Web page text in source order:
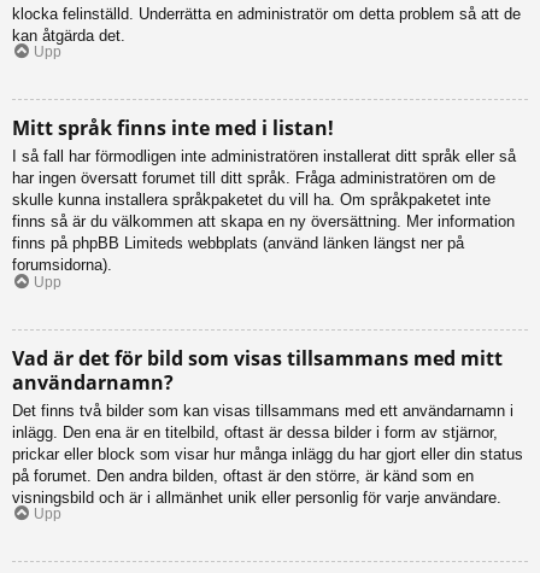
klocka felinställd. Underrätta en administratör om detta problem så att de
kan åtgärda det.
Upp
Mitt språk finns inte med i listan!
I så fall har förmodligen inte administratören installerat ditt språk eller så
har ingen översatt forumet till ditt språk. Fråga administratören om de
skulle kunna installera språkpaketet du vill ha. Om språkpaketet inte
finns så är du välkommen att skapa en ny översättning. Mer information
finns på phpBB Limiteds webbplats (använd länken längst ner på
forumsidorna).
Upp
Vad är det för bild som visas tillsammans med mitt
användarnamn?
Det finns två bilder som kan visas tillsammans med ett användarnamn i
inlägg. Den ena är en titelbild, oftast är dessa bilder i form av stjärnor,
prickar eller block som visar hur många inlägg du har gjort eller din status
på forumet. Den andra bilden, oftast är den större, är känd som en
visningsbild och är i allmänhet unik eller personlig för varje användare.
Upp